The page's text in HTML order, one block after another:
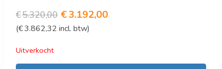
€5.320,00 Oorspronkelijke
prijs
€5.320,00.
€3.192,00Huidige
€3.192,00.
(€3.862,32 incl. btw)
Uitverkocht